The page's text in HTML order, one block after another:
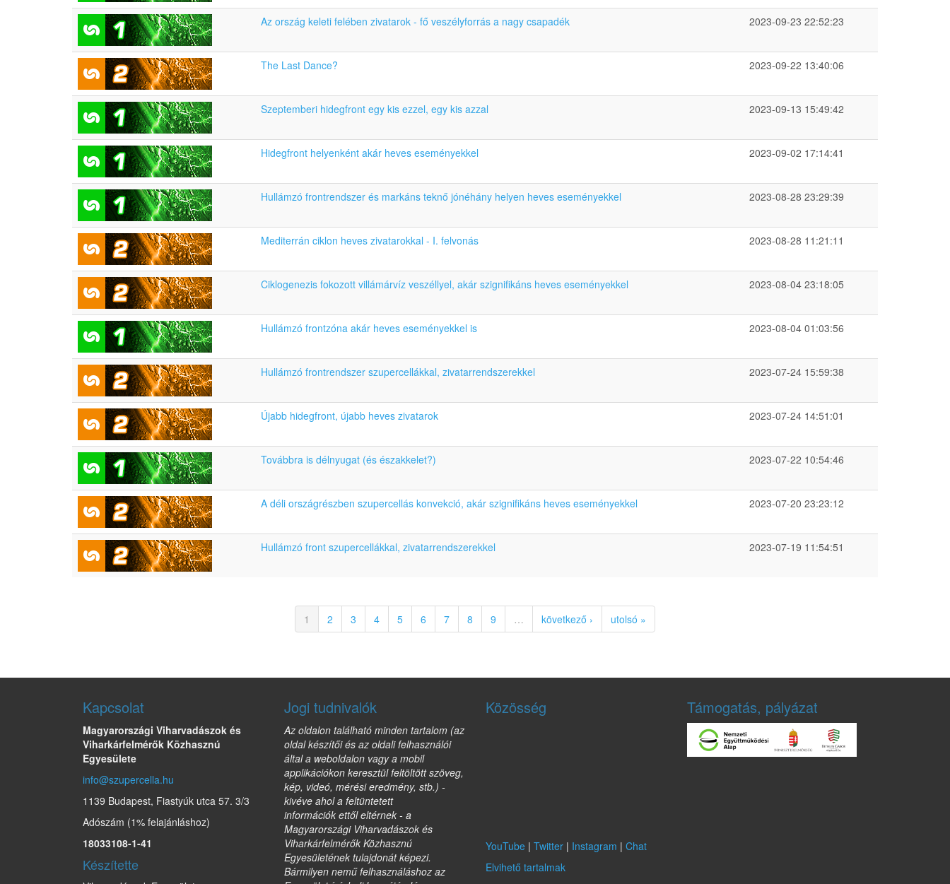
Az ország keleti felében zivatarok - fő veszélyforrás a nagy csapadék 2023-09-23 22:52:23
The Last Dance? 2023-09-22 13:40:06
Szeptemberi hidegfront egy kis ezzel, egy kis azzal 2023-09-13 15:49:42
Hidegfront helyenként akár heves eseményekkel 2023-09-02 17:14:41
Hullámzó frontrendszer és markáns teknő jónéhány helyen heves eseményekkel 2023-08-28 23:29:39
Mediterrán ciklon heves zivatarokkal - I. felvonás 2023-08-28 11:21:11
Ciklogenezis fokozott villámárvíz veszéllyel, akár szignifikáns heves eseményekkel 2023-08-04 23:18:05
Hullámzó frontzóna akár heves eseményekkel is 2023-08-04 01:03:56
Hullámzó frontrendszer szupercellákkal, zivatarrendszerekkel 2023-07-24 15:59:38
Újabb hidegfront, újabb heves zivatarok 2023-07-24 14:51:01
Továbbra is délnyugat (és északkelet?) 2023-07-22 10:54:46
A déli országrészben szupercellás konvekció, akár szignifikáns heves eseményekkel 2023-07-20 23:23:12
Hullámzó front szupercellákkal, zivatarrendszerekkel 2023-07-19 11:54:51
1 2 3 4 5 6 7 8 9 … következő › utolsó »
Kapcsolat
Magyarországi Viharvadászok és
Viharkárfelmérők Közhasznú
Egyesülete
info@szupercella.hu
1139 Budapest, Fiastyúk utca 57. 3/3
Adószám (1% felajánláshoz)
18033108-1-41
Készítette
Jogi tudnivalók
Az oldalon található minden tartalom (az
oldal készítői és az oldali felhasználói
által a weboldalon vagy a mobil
applikációkon keresztül feltöltött szöveg,
kép, videó, mérési eredmény, stb.) -
kivéve ahol a feltüntetett
információk ettől eltérnek - a
Magyarországi Viharvadászok és
Viharkárfelmérők Közhasznú
Egyesületének tulajdonát képezi.
Bármilyen nemű felhasználáshoz az
Közösség
YouTube | Twitter | Instagram | Chat
Elvihető tartalmak
Támogatás, pályázat